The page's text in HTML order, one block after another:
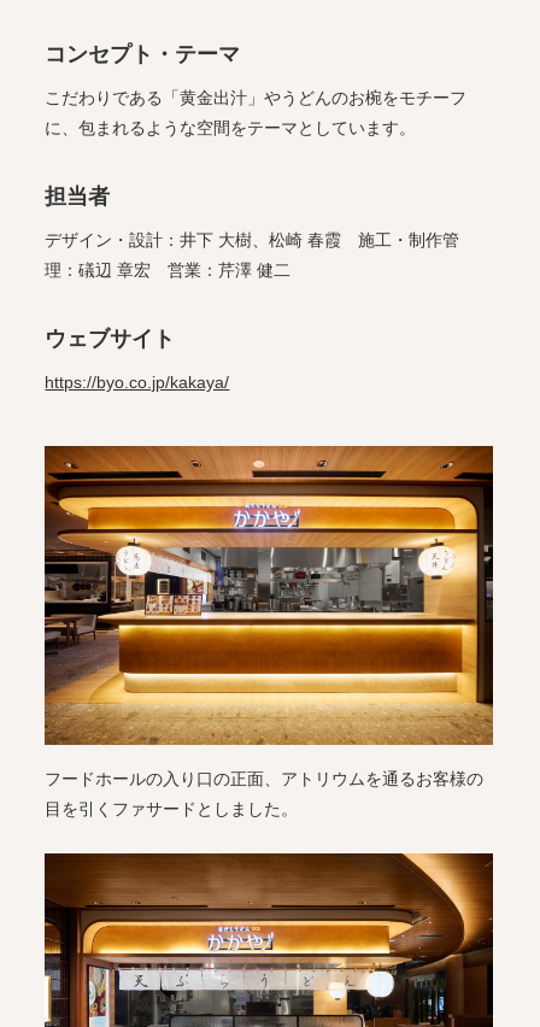
コンセプト・テーマ
こだわりである「黄金出汁」やうどんのお椀をモチーフ
に、包まれるような空間をテーマとしています。
担当者
デザイン・設計：井下 大樹、松崎 春霞 施工・制作管
理：礒辺 章宏 営業：芹澤 健二
ウェブサイト
https://byo.co.jp/kakaya/
フードホールの入り口の正面、アトリウムを通るお客様の
目を引くファサードとしました。